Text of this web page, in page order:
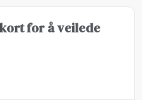
for å veilede